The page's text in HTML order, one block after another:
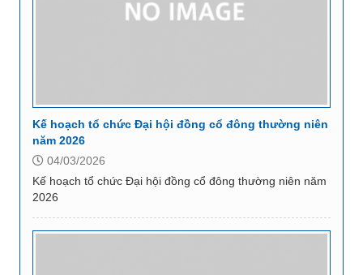
Kế hoạch tổ chức Đại hội đồng cổ đông thường niên
năm 2026
04/03/2026
Kế hoạch tổ chức Đại hội đồng cổ đông thường niên năm
2026